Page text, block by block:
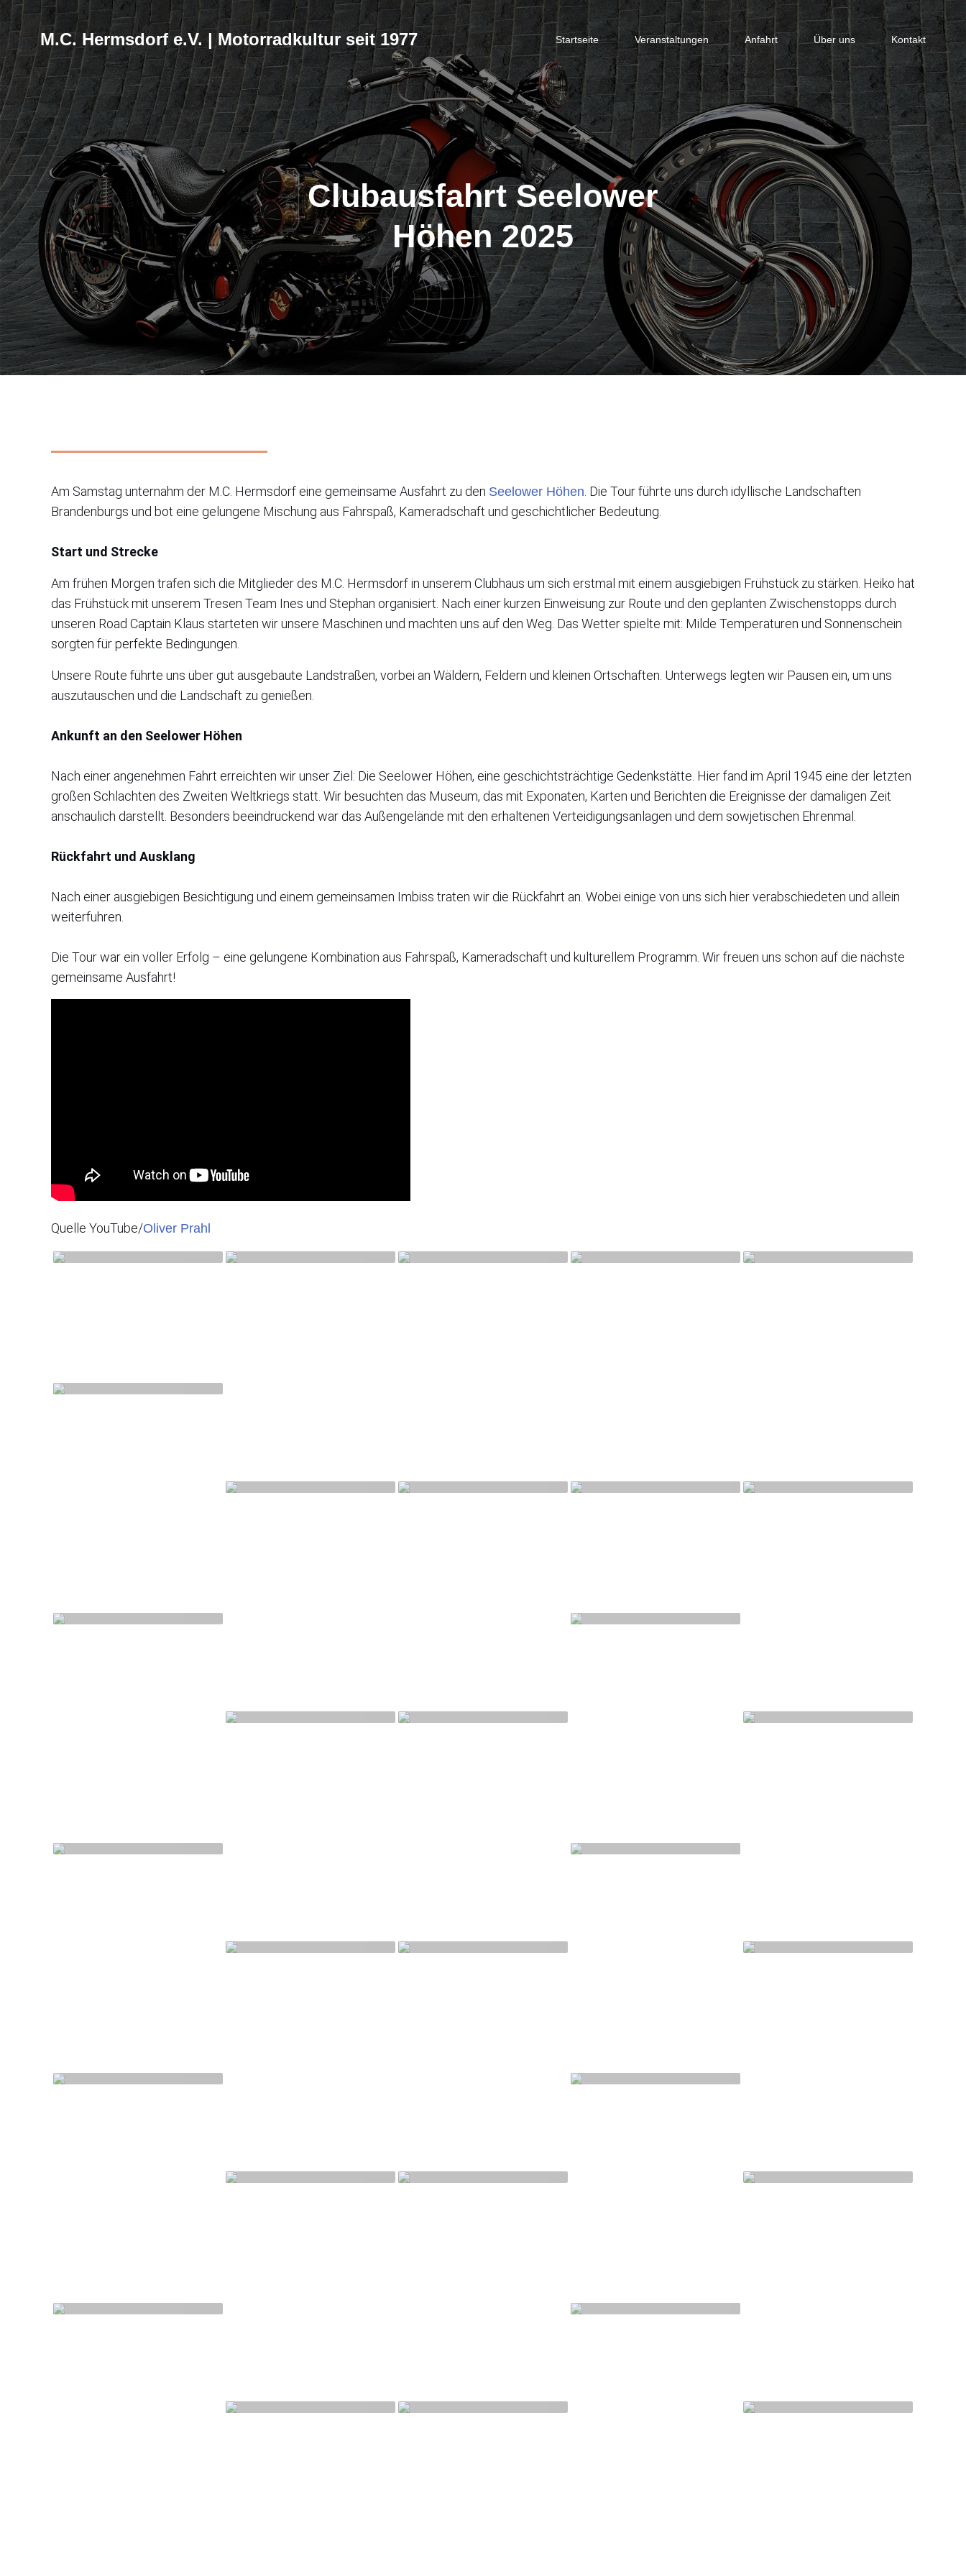
M.C. Hermsdorf e.V. | Motorradkultur seit 1977 Startseite Veranstaltungen Anfahrt Über uns Kontakt
Clubausfahrt Seelower
Höhen 2025
Am Samstag unternahm der M.C. Hermsdorf eine gemeinsame Ausfahrt zu den Seelower Höhen . Die Tour führte uns durch idyllische Landschaften
Brandenburgs und bot eine gelungene Mischung aus Fahrspaß, Kameradschaft und geschichtlicher Bedeutung.
Start und Strecke
Am frühen Morgen trafen sich die Mitglieder des M.C. Hermsdorf in unserem Clubhaus um sich erstmal mit einem ausgiebigen Frühstück zu stärken. Heiko hat
das Frühstück mit unserem Tresen Team Ines und Stephan organisiert. Nach einer kurzen Einweisung zur Route und den geplanten Zwischenstopps durch
unseren Road Captain Klaus starteten wir unsere Maschinen und machten uns auf den Weg. Das Wetter spielte mit: Milde Temperaturen und Sonnenschein
sorgten für perfekte Bedingungen.
Unsere Route führte uns über gut ausgebaute Landstraßen, vorbei an Wäldern, Feldern und kleinen Ortschaften. Unterwegs legten wir Pausen ein, um uns
auszutauschen und die Landschaft zu genießen.
Ankunft an den Seelower Höhen
Nach einer angenehmen Fahrt erreichten wir unser Ziel: Die Seelower Höhen, eine geschichtsträchtige Gedenkstätte. Hier fand im April 1945 eine der letzten
großen Schlachten des Zweiten Weltkriegs statt. Wir besuchten das Museum, das mit Exponaten, Karten und Berichten die Ereignisse der damaligen Zeit
anschaulich darstellt. Besonders beeindruckend war das Außengelände mit den erhaltenen Verteidigungsanlagen und dem sowjetischen Ehrenmal.
Rückfahrt und Ausklang
Nach einer ausgiebigen Besichtigung und einem gemeinsamen Imbiss traten wir die Rückfahrt an. Wobei einige von uns sich hier verabschiedeten und allein
weiterfuhren.
Die Tour war ein voller Erfolg – eine gelungene Kombination aus Fahrspaß, Kameradschaft und kulturellem Programm. Wir freuen uns schon auf die nächste
gemeinsame Ausfahrt!
Quelle YouTube/Oliver Prahl